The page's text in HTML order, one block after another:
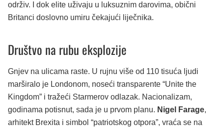
održiv. I dok elite uživaju u luksuznim darovima, obični
Britanci doslovno umiru čekajući liječnika.
Društvo na rubu eksplozije
Gnjev na ulicama raste. U rujnu više od 110 tisuća ljudi
marširalo je Londonom, noseći transparente “Unite the
Kingdom” i tražeći Starmerov odlazak. Nacionalizam,
godinama potisnut, sada je u prvom planu. Nigel Farage,
arhitekt Brexita i simbol “patriotskog otpora”, vraća se na